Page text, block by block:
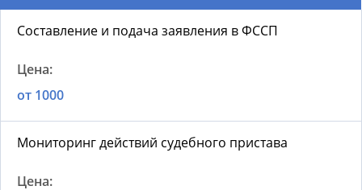
Составление и подача заявления в ФССП
от 1000
Мониторинг действий судебного пристава